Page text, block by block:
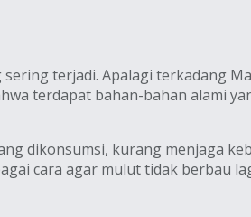
terjadi. Apalagi terkadang
terdapat bahan-bahan alami
dikonsumsi, kurang menjaga
cara agar mulut tidak berbau